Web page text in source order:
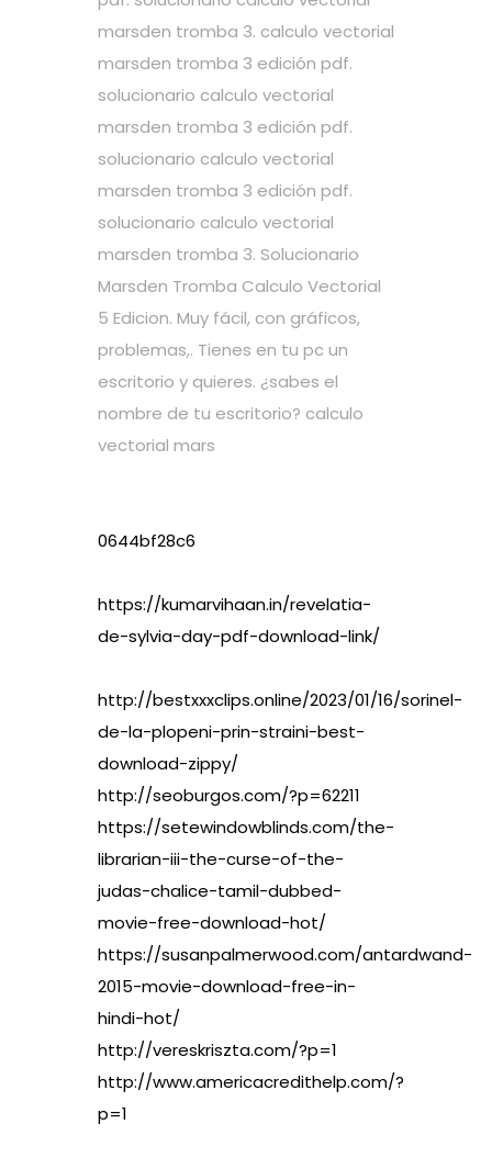
marsden tromba 3. calculo vectorial
marsden tromba 3 edición pdf.
solucionario calculo vectorial
marsden tromba 3 edición pdf.
solucionario calculo vectorial
marsden tromba 3 edición pdf.
solucionario calculo vectorial
marsden tromba 3. Solucionario
Marsden Tromba Calculo Vectorial
5 Edicion. Muy fácil, con gráficos,
problemas,. Tienes en tu pc un
escritorio y quieres. ¿sabes el
nombre de tu escritorio? calculo
vectorial mars
0644bf28c6
https://kumarvihaan.in/revelatia-
de-sylvia-day-pdf-download-link/
http://bestxxxclips.online/2023/01/16/sorinel-
de-la-plopeni-prin-straini-best-
download-zippy/
http://seoburgos.com/?p=62211
https://setewindowblinds.com/the-
librarian-iii-the-curse-of-the-
judas-chalice-tamil-dubbed-
movie-free-download-hot/
https://susanpalmerwood.com/antardwand-
2015-movie-download-free-in-
hindi-hot/
http://vereskriszta.com/?p=1
http://www.americacredithelp.com/?
p=1